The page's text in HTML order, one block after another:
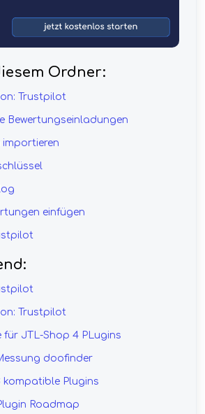
Ordner:
Trustpilot
Bewertungseinladungen
importieren
einfügen
Trustpilot
JTL-Shop 4 PLugins
doofinder
kompatible Plugins
Roadmap